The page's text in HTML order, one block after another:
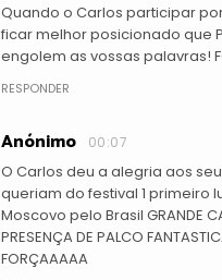
Quando o Carlos participar
ficar melhor posicionado que
engolem as vossas palavras!
RESPONDER
Anónimo 00:07
O Carlos deu a alegria aos
queriam do festival 1 primeiro
Moscovo pelo Brasil GRANDE
PRESENÇA DE PALCO
FORÇAAAAA